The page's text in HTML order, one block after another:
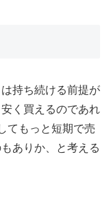
持ち続ける前提が
く買えるのであれ
てもっと短期で売
ありか、と考える